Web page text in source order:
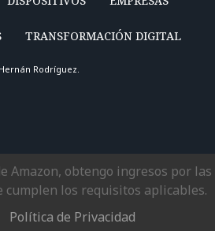
TRANSFORMACIÓN DIGITAL
Hernán Rodríguez.
Amazon, obtengo ingresos por las
cumplen los requisitos aplicables.
Política de Privacidad